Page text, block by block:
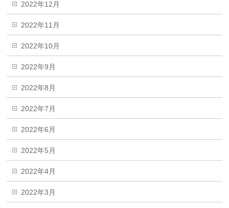
2022年12月
2022年11月
2022年10月
2022年9月
2022年8月
2022年7月
2022年6月
2022年5月
2022年4月
2022年3月